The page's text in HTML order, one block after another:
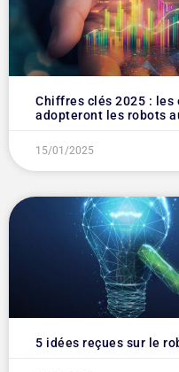
Chiffres clés 2025 :
adopteront les robots
15/01/2025
5 idées reçues sur le